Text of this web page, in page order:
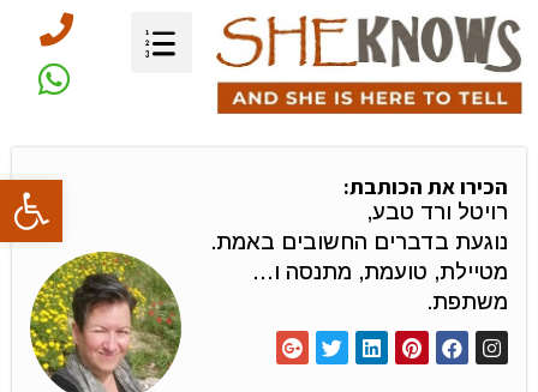
פתח הכירו את הכותבת:
רויטל ורד טבע,
נוגעת בדברים החשובים באמת.
מטיילת, טועמת, מתנסה ו…
משתפת.